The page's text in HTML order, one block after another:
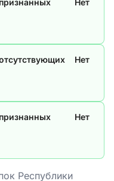
Нет
Нет
Нет
Республики